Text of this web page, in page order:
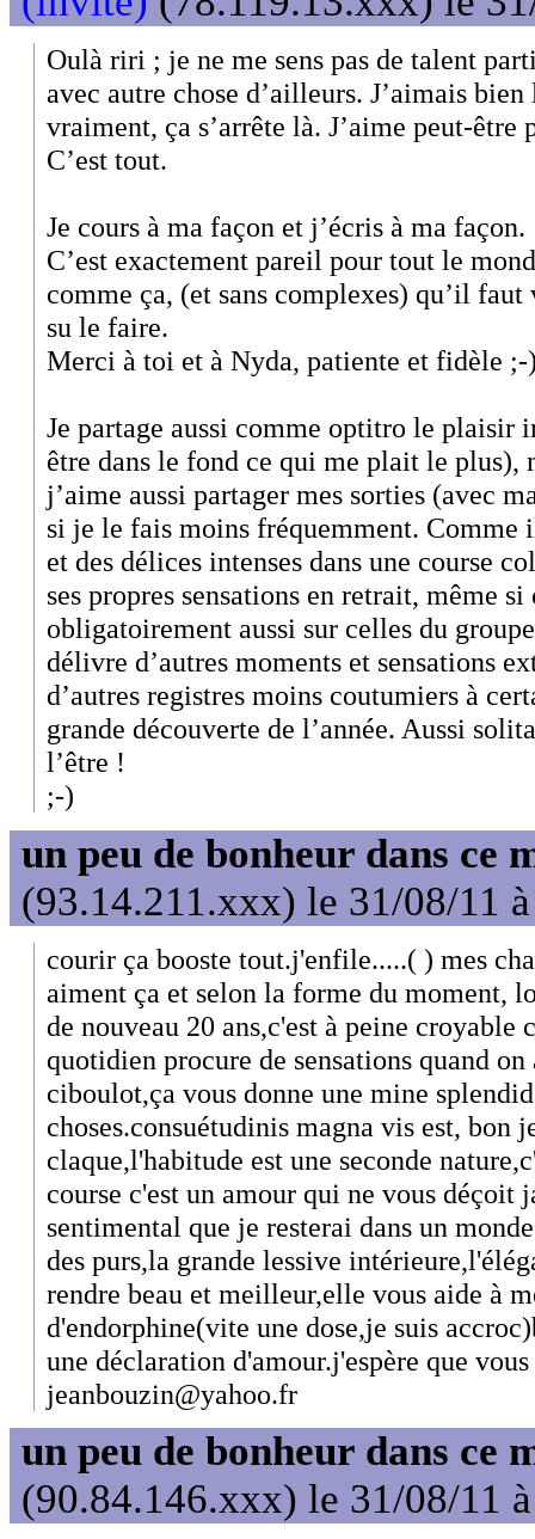
Oulà riri ; je ne me sens pas de talent
avec autre chose d’ailleurs. J’aimais
vraiment, ça s’arrête là. J’aime peut-être
C’est tout.
Je cours à ma façon et j’écris à ma façon.
C’est exactement pareil pour tout le
comme ça, (et sans complexes) qu’il
su le faire.
Merci à toi et à Nyda, patiente et fidèle ;-
Je partage aussi comme optitro le plaisir
être dans le fond ce qui me plait le plus),
j’aime aussi partager mes sorties (avec
si je le fais moins fréquemment. Comme
et des délices intenses dans une course
ses propres sensations en retrait, même
obligatoirement aussi sur celles du
délivre d’autres moments et sensations
d’autres registres moins coutumiers à
grande découverte de l’année. Aussi
l’être !
;-)
un peu de bonheur dans ce
(93.14.211.xxx) le 31/08/11
courir ça booste tout.j'enfile.....( ) mes
aiment ça et selon la forme du moment,
de nouveau 20 ans,c'est à peine croyable
quotidien procure de sensations quand on
ciboulot,ça vous donne une mine
choses.consuétudinis magna vis est, bon
claque,l'habitude est une seconde
course c'est un amour qui ne vous déçoit
sentimental que je resterai dans un
des purs,la grande lessive
rendre beau et meilleur,elle vous aide à
d'endorphine(vite une dose,je suis
une déclaration d'amour.j'espère que
jeanbouzin@yahoo.fr
un peu de bonheur dans ce
(90.84.146.xxx) le 31/08/11